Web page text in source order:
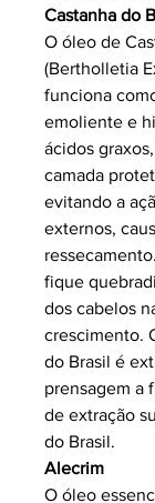
Castanha do
O óleo de
(Bertholletia
funciona
emoliente e
ácidos
camada
evitando a
externos,
fique
dos cabelos
crescimento.
do Brasil é
prensagem a
de extração
do Brasil.
Alecrim
O óleo